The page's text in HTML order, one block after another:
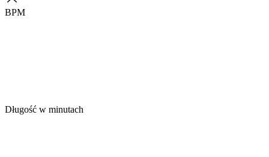
BPM
Długość w minutach